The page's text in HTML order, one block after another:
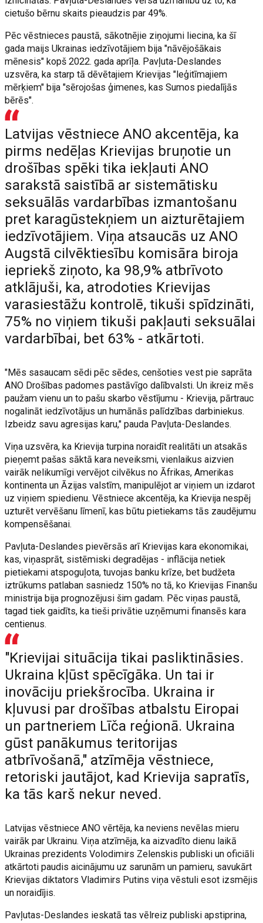
cietušo bērnu skaits pieaudzis par 49%.
Pēc vēstnieces paustā, sākotnējie ziņojumi liecina, ka šī
gada maijs Ukrainas iedzīvotājiem bija "nāvējošākais
mēnesis" kopš 2022. gada aprīļa. Pavļuta-Deslandes
uzsvēra, ka starp tā dēvētajiem Krievijas "leģitīmajiem
mērķiem" bija "sērojošas ģimenes, kas Sumos piedalījās
bērēs".
Latvijas vēstniece ANO akcentēja, ka
pirms nedēļas Krievijas bruņotie un
drošības spēki tika iekļauti ANO
sarakstā saistībā ar sistemātisku
seksuālās vardarbības izmantošanu
pret karagūstekņiem un aizturētajiem
iedzīvotājiem. Viņa atsaucās uz ANO
Augstā cilvēktiesību komisāra biroja
iepriekš ziņoto, ka 98,9% atbrīvoto
atklājuši, ka, atrodoties Krievijas
varasiestāžu kontrolē, tikuši spīdzināti,
75% no viņiem tikuši pakļauti seksuālai
vardarbībai, bet 63% - atkārtoti.
"Mēs sasaucam sēdi pēc sēdes, cenšoties vest pie saprāta
ANO Drošības padomes pastāvīgo dalībvalsti. Un ikreiz mēs
paužam vienu un to pašu skarbo vēstījumu - Krievija, pārtrauc
nogalināt iedzīvotājus un humānās palīdzības darbiniekus.
Izbeidz savu agresijas karu," pauda Pavļuta-Deslandes.
Viņa uzsvēra, ka Krievija turpina noraidīt realitāti un atsakās
pieņemt pašas sāktā kara neveiksmi, vienlaikus aizvien
vairāk nelikumīgi vervējot cilvēkus no Āfrikas, Amerikas
kontinenta un Āzijas valstīm, manipulējot ar viņiem un izdarot
uz viņiem spiedienu. Vēstniece akcentēja, ka Krievija nespēj
uzturēt vervēšanu līmenī, kas būtu pietiekams tās zaudējumu
kompensēšanai.
Pavļuta-Deslandes pievērsās arī Krievijas kara ekonomikai,
kas, viņasprāt, sistēmiski degradējas - inflācija netiek
pietiekami atspoguļota, tuvojas banku krīze, bet budžeta
iztrūkums patlaban sasniedz 150% no tā, ko Krievijas Finanšu
ministrija bija prognozējusi šim gadam. Pēc viņas paustā,
tagad tiek gaidīts, ka tieši privātie uzņēmumi finansēs kara
centienus.
"Krievijai situācija tikai pasliktināsies.
Ukraina kļūst spēcīgāka. Un tai ir
inovāciju priekšrocība. Ukraina ir
kļuvusi par drošības atbalstu Eiropai
un partneriem Līča reģionā. Ukraina
gūst panākumus teritorijas
atbrīvošanā," atzīmēja vēstniece,
retoriski jautājot, kad Krievija sapratīs,
ka tās karš nekur neved.
Latvijas vēstniece ANO vērtēja, ka neviens nevēlas mieru
vairāk par Ukrainu. Viņa atzīmēja, ka aizvadīto dienu laikā
Ukrainas prezidents Volodimirs Zelenskis publiski un oficiāli
atkārtoti paudis aicinājumu uz sarunām un pamieru, savukārt
Krievijas diktators Vladimirs Putins viņa vēstuli esot izsmējis
un noraidījis.
Pavļutas-Deslandes ieskatā tas vēlreiz publiski apstiprina,